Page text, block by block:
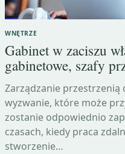
WNĘTRZE
Gabinet w zaciszu
gabinetowe, szafy
Zarządzanie
wyzwanie, które może
zostanie odpowiednio
czasach, kiedy praca
stworzenie…